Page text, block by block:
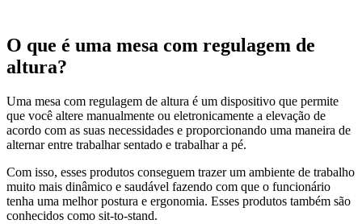
O que é uma mesa com regulagem de
altura?
Uma mesa com regulagem de altura é um dispositivo que permite
que você altere manualmente ou eletronicamente a elevação de
acordo com as suas necessidades e proporcionando uma maneira de
alternar entre trabalhar sentado e trabalhar a pé.
Com isso, esses produtos conseguem trazer um ambiente de trabalho
muito mais dinâmico e saudável fazendo com que o funcionário
tenha uma melhor postura e ergonomia. Esses produtos também são
conhecidos como sit-to-stand.